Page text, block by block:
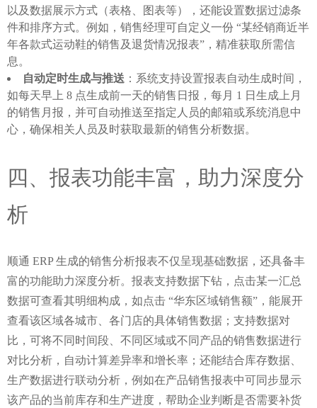
以及数据展示方式（表格、图表等），还能设置数据过滤条
件和排序方式。例如，销售经理可自定义一份 “某经销商近半
年各款式运动鞋的销售及退货情况报表”，精准获取所需信
息。
自动定时生成与推送 ：系统支持设置报表自动生成时间，
如每天早上 8 点生成前一天的销售日报，每月 1 日生成上月
的销售月报，并可自动推送至指定人员的邮箱或系统消息中
心，确保相关人员及时获取最新的销售分析数据。
四、报表功能丰富，助力深度分
析
顺通 ERP 生成的销售分析报表不仅呈现基础数据，还具备丰
富的功能助力深度分析。报表支持数据下钻，点击某一汇总
数据可查看其明细构成，如点击 “华东区域销售额”，能展开
查看该区域各城市、各门店的具体销售数据；支持数据对
比，可将不同时间段、不同区域或不同产品的销售数据进行
对比分析，自动计算差异率和增长率；还能结合库存数据、
生产数据进行联动分析，例如在产品销售报表中可同步显示
该产品的当前库存和生产进度，帮助企业判断是否需要补货